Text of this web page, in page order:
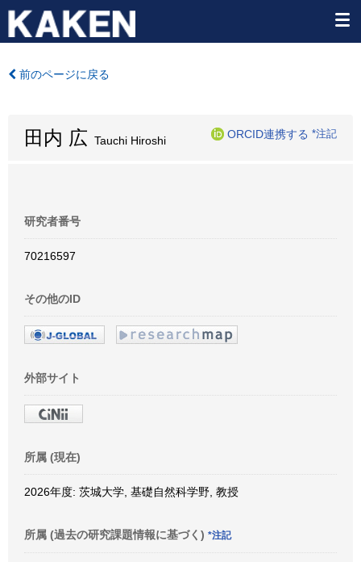
前のページに戻る
田内 広 Tauchi Hiroshi
ORCID連携する *注記
研究者番号
70216597
その他のID
外部サイト
所属 (現在)
2026年度: 茨城大学, 基礎自然科学野, 教授
所属 (過去の研究課題情報に基づく) *注記